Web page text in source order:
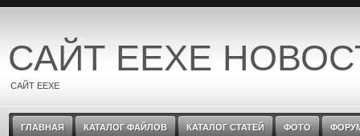
САЙТ EEXE
САЙТ EEXE
ГЛАВНАЯ КАТАЛОГ ФАЙЛОВ КАТАЛОГ СТАТЕЙ ФОТО